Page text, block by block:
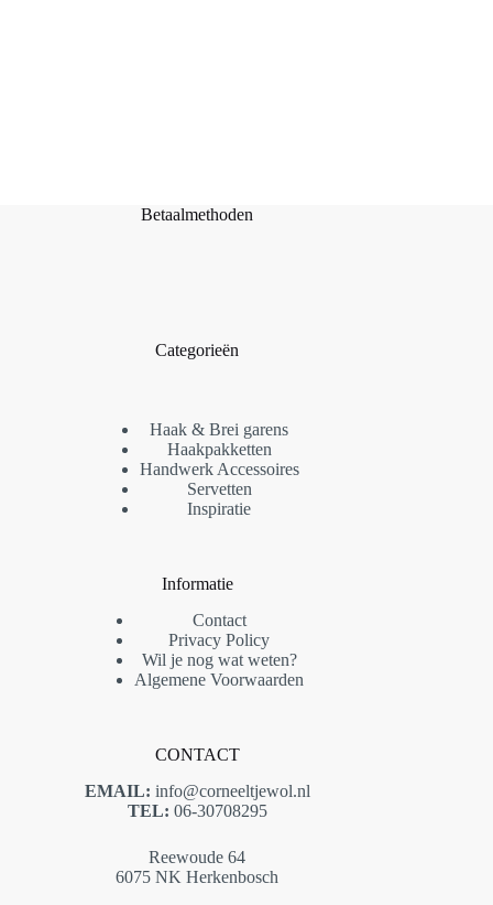
Betaalmethoden
Categorieën
Haak & Brei garens
Haakpakketten
Handwerk Accessoires
Servetten
Inspiratie
Informatie
Contact
Privacy Policy
Wil je nog wat weten?
Algemene Voorwaarden
CONTACT
EMAIL: info@corneeltjewol.nl
TEL: 06-30708295
Reewoude 64
6075 NK Herkenbosch